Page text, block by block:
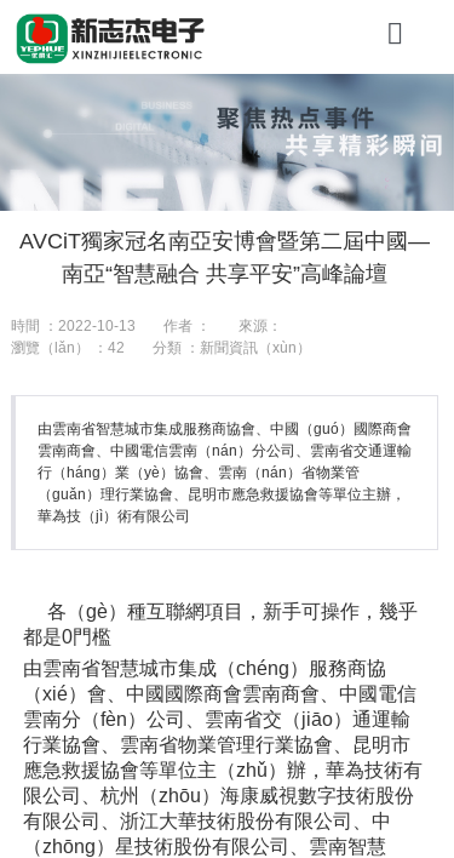
關於
產品
工程
AVCiT獨家冠名南亞安博會暨第二屆中國—
南亞“智慧融合 共享平安”高峰論壇
時間 ：2022-10-13 作者 ：
來源：
瀏覽（lǎn） ：42 分類 ：新聞資訊（xùn）
由雲南省智慧城市集成服務商協會、中國（guó）國際商會
雲南商會、中國電信雲南（nán）分公司、雲南省交通運輸
行（háng）業（yè）協會、雲南（nán）省物業管
（guǎn）理行業協會、昆明市應急救援協會等單位主辦，
華為技（jì）術有限公司
各（gè）種互聯網項目，新手可操作，幾乎
都是0門檻
由雲南省智慧城市集成（chéng）服務商協
（xié）會、中國國際商會雲南商會、中國電信
雲南分（fèn）公司、雲南省交（jiāo）通運輸
行業協會、雲南省物業管理行業協會、昆明市
應急救援協會等單位主（zhǔ）辦，華為技術有
限公司、杭州（zhōu）海康威視數字技術股份
有限公司、浙江大華技術股份有限公司、中
（zhōng）星技術股份有限公司、雲南智慧